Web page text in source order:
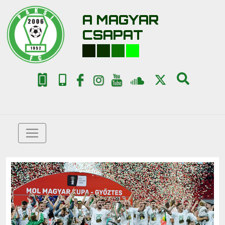
A MAGYAR
CSAPAT